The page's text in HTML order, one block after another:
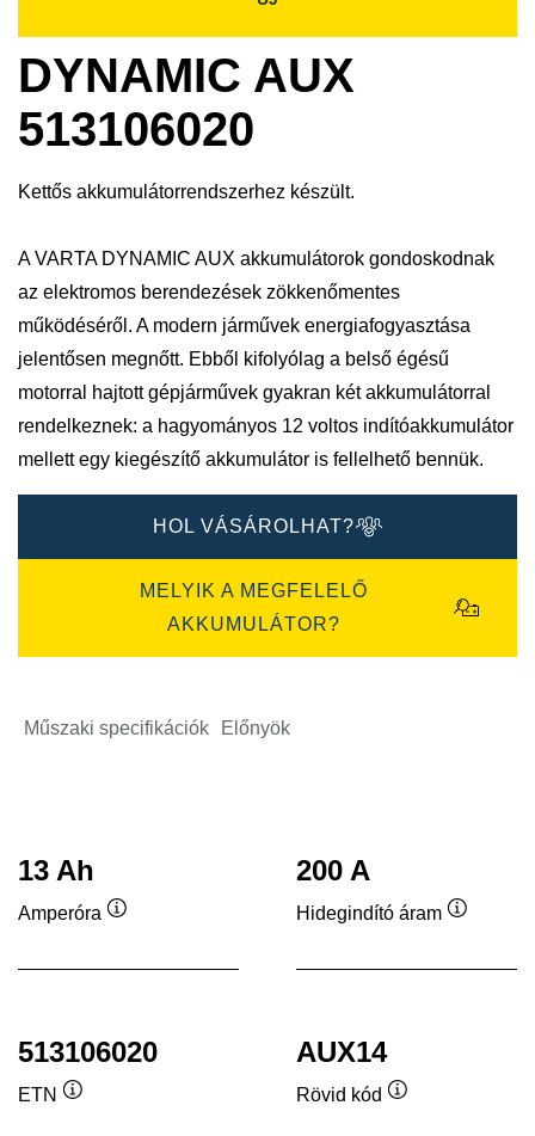
DYNAMIC AUX
513106020
Kettős akkumulátorrendszerhez készült.
A VARTA DYNAMIC AUX akkumulátorok gondoskodnak
az elektromos berendezések zökkenőmentes
működéséről. A modern járművek energiafogyasztása
jelentősen megnőtt. Ebből kifolyólag a belső égésű
motorral hajtott gépjárművek gyakran két akkumulátorral
rendelkeznek: a hagyományos 12 voltos indítóakkumulátor
mellett egy kiegészítő akkumulátor is fellelhető bennük.
HOL VÁSÁROLHAT?
MELYIK A MEGFELELŐ
AKKUMULÁTOR?
Műszaki specifikációk Előnyök
13 Ah
Amperóra
200 A
Hidegindító áram
513106020
ETN
AUX14
Rövid kód